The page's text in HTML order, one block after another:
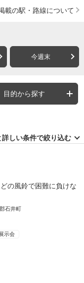
載の駅・路線について
今週末
目的から探す
詳しい条件で絞り込む
どの風鈴で困難に負けな
石井町
示会